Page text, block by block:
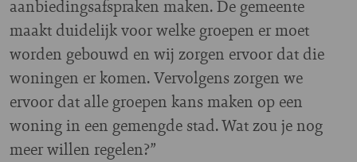
aanbiedingsafspraken maken. De gemeente
maakt duidelijk voor welke groepen er moet
worden gebouwd en wij zorgen ervoor dat die
woningen er komen. Vervolgens zorgen we
ervoor dat alle groepen kans maken op een
woning in een gemengde stad. Wat zou je nog
meer willen regelen?”